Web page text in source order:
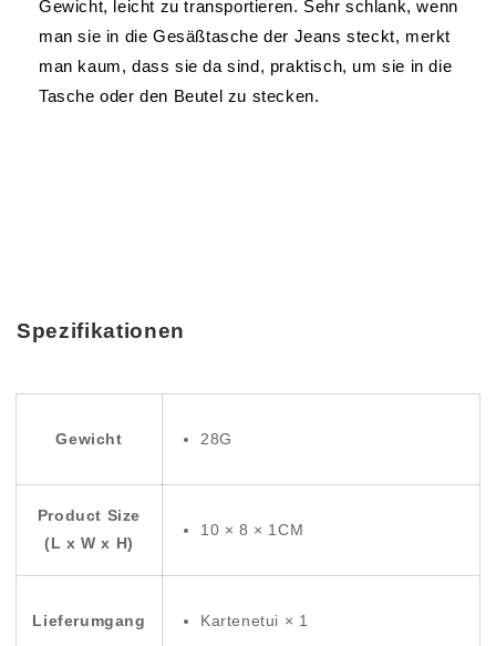
Gewicht, leicht zu transportieren. Sehr schlank, wenn
man sie in die Gesäßtasche der Jeans steckt, merkt
man kaum, dass sie da sind, praktisch, um sie in die
Tasche oder den Beutel zu stecken.
Spezifikationen
Gewicht 28G
Product Size
(L x W x H)
10 × 8 × 1CM
Lieferumgang Kartenetui × 1